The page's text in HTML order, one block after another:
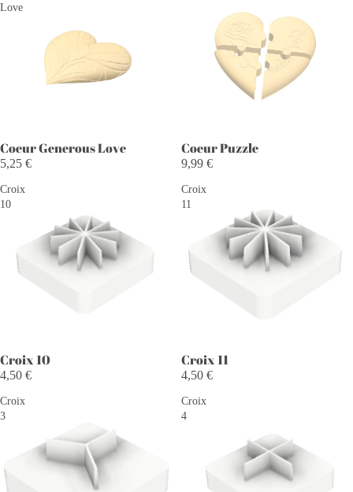
Love
Coeur Generous Love
5,25 €
Coeur Puzzle
9,99 €
Croix
10
Croix 10
4,50 €
Croix
11
Croix 11
4,50 €
Croix
3
Croix
4